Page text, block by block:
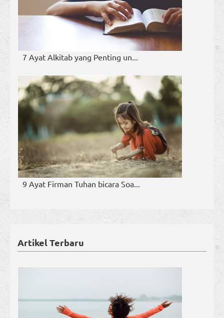
7 Ayat Alkitab yang Penting un...
9 Ayat Firman Tuhan bicara Soa...
Artikel Terbaru